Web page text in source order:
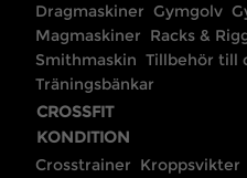
Dragmaskiner Gymgolv
Magmaskiner Racks &
Smithmaskin Tillbehör till
Träningsbänkar
CROSSFIT
KONDITION
Crosstrainer Kroppsvikter